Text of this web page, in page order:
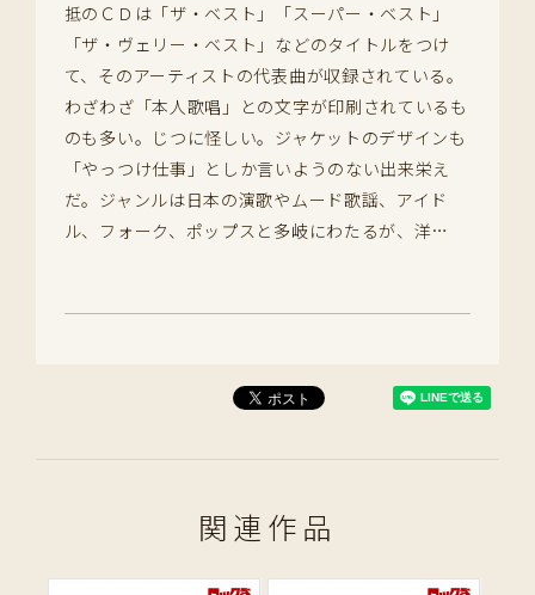
抵のＣＤは「ザ・ベスト」「スーパー・ベスト」
「ザ・ヴェリー・ベスト」などのタイトルをつけ
て、そのアーティストの代表曲が収録されている。
わざわざ「本人歌唱」との文字が印刷されているも
のも多い。じつに怪しい。ジャケットのデザインも
「やっつけ仕事」としか言いようのない出来栄え
だ。ジャンルは日本の演歌やムード歌謡、アイド
ル、フォーク、ポップスと多岐にわたるが、洋…
関連作品